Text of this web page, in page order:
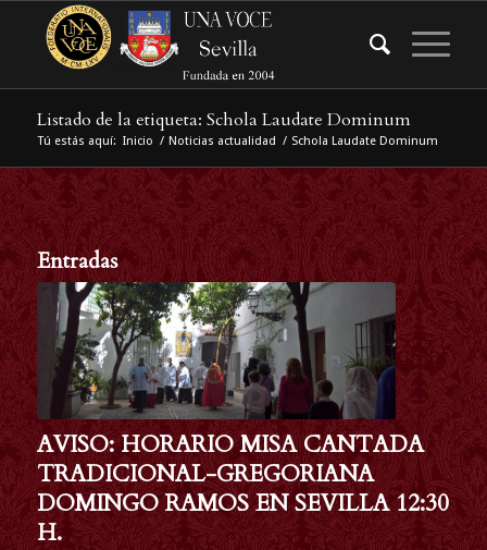
Listado de la etiqueta: Schola Laudate Dominum
Tú estás aquí: Inicio / Noticias actualidad / Schola Laudate Dominum
Entradas
AVISO: HORARIO MISA CANTADA
TRADICIONAL-GREGORIANA
DOMINGO RAMOS EN SEVILLA 12:30
H.